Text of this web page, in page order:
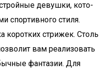
девуш­ки, кото­
спор­тив­но­го стиля.
корот­ких стри­жек. Столь
вам реа­ли­зо­вать
фан­та­зии. Для